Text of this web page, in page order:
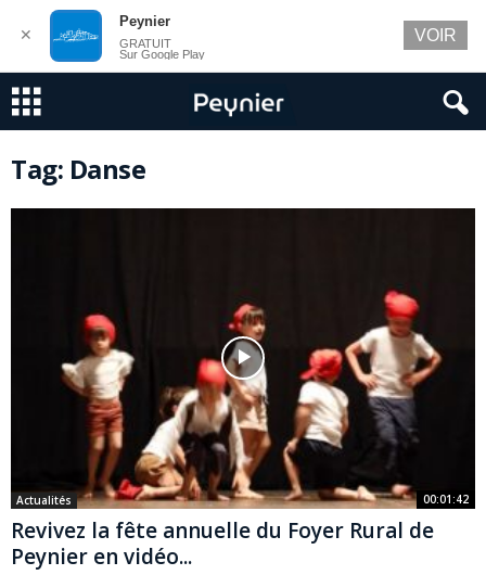
Tag: Danse
00:01:42
Actualités
Revivez la fête annuelle du Foyer Rural de
Peynier en vidéo...
✕
Peynier
GRATUIT
Sur Google Play
VOIR